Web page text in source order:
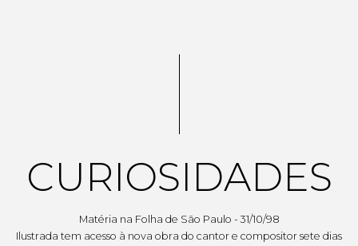
CURIOSIDADES
Matéria na Folha de São Paulo - 31/10/98
Ilustrada tem acesso à nova obra do cantor e compositor sete dias